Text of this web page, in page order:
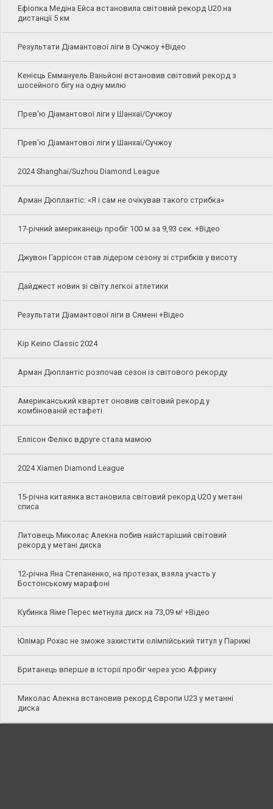
Ефіопка Медіна Ейса встановила світовий рекорд U20 на
дистанції 5 км
Результати Діамантової ліги в Сучжоу +Відео
Кенієць Еммануель Ваньйоні встановив світовий рекорд з
шосейного бігу на одну милю
Прев'ю Діамантової ліги у Шанхаї/Сучжоу
Прев'ю Діамантової ліги у Шанхаї/Сучжоу
2024 Shanghai/Suzhou Diamond League
Арман Дюплантіс: «Я і сам не очікував такого стрибка»
17-річний американець пробіг 100 м за 9,93 сек. +Відео
Джувон Гаррісон став лідером сезону зі стрибків у висоту
Дайджест новин зі світу легкої атлетики
Результати Діамантової ліги в Сямені +Відео
Kip Keino Classic 2024
Арман Дюплантіс розпочав сезон із світового рекорду
Американський квартет оновив світовий рекорд у
комбінованій естафеті
Еллісон Фелікс вдруге стала мамою
2024 Xiamen Diamond League
15-річна китаянка встановила світовий рекорд U20 у метані
списа
Литовець Миколас Алекна побив найстаріший світовий
рекорд у метані диска
12-річна Яна Степаненко, на протезах, взяла участь у
Бостонському марафоні
Кубинка Яіме Перес метнула диск на 73,09 м! +Відео
Юлімар Рохас не зможе захистити олімпійський титул у Парижі
Британець вперше в історії пробіг через усю Африку
Миколас Алекна встановив рекорд Європи U23 у метанні
диска